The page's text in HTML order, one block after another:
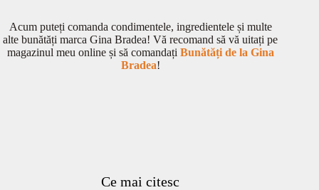
Acum puteți comanda condimentele, ingredientele și multe
alte bunătăți marca Gina Bradea! Vă recomand să vă uitați pe
magazinul meu online și să comandați Bunătăți de la Gina
Bradea!
Ce mai citesc